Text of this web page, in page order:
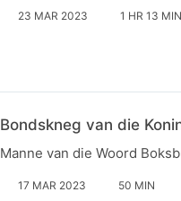
23 MAR 2023 1 HR 13 MIN
Bondskneg van die
Manne van die Woord
17 MAR 2023 50 MIN